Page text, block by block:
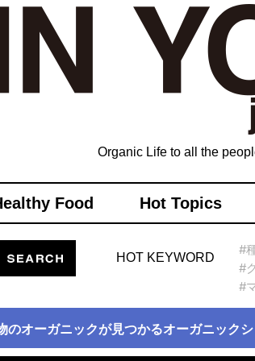
Organic Life to all the
Food Hot Topics
HOT KEYWORD
#
#
#
のオーガニックが見つかるオーガニッ